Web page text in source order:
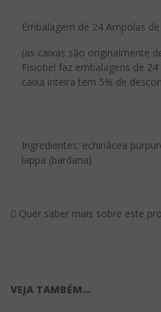
Embalagem de 24 Ampolas
(as caixas são originalmente
Fisiobel faz embalagens de
caixa inteira tem 5% de
Ingredientes: echinácea
lappa (bardana)
Quer saber mais sobre este
VEJA TAMBÉM...